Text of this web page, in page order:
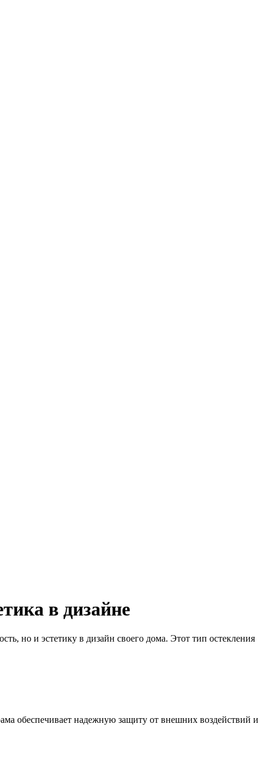
в дизайне
но и эстетику в дизайн своего дома. Этот тип остекления
обеспечивает надежную защиту от внешних воздействий и